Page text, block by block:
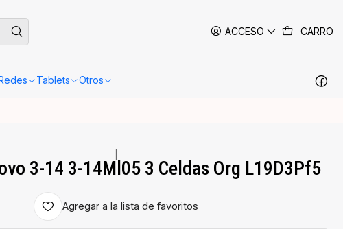
ACCESO CARRO
Tablets Otros
las siguientes 24-48 horas hábiles en Santiago.
3-14 3-14Ml05 3 Celdas Org L19D3Pf5
Agregar a la lista de favoritos